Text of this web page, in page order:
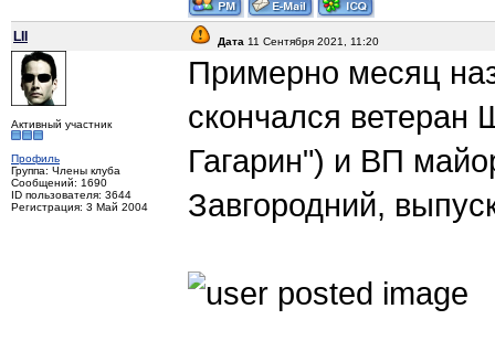
LII Дата 11 Сентября 2021, 11:20
Активный участник
Профиль
Группа: Члены клуба
Сообщений: 1690
ID пользователя: 3644
Регистрация: 3 Май 2004
Примерно месяц
скончался
Гагарин") и ВП
Завгородний,